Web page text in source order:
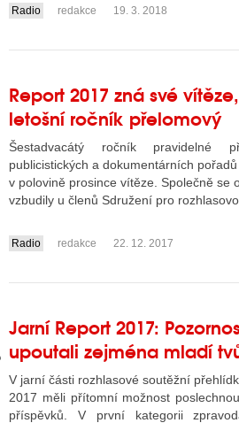
STÁT BLOGEREM
BLOGERA
STARŠÍCH DISKUZÍ
....
Radio redakce 19. 3. 2018
Report 2017 zná své
letošní ročník přelomový
Šestadvacátý ročník pravidelné
publicistických a dokumentárních
v polovině prosince vítěze. Společně se
vzbudily u členů Sdružení pro
....
Radio redakce 22. 12. 2017
Jarní Report 2017:
upoutali zejména mladí
V jarní části rozhlasové soutěžní
2017 měli přítomní možnost
příspěvků. V první kategorii